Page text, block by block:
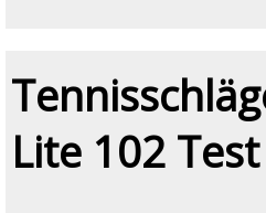
Lite 102 Test